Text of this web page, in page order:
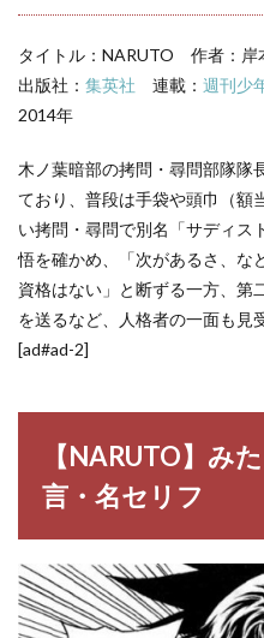
タイトル：NARUTO 作者：岸
出版社： 集英社 連載： 週刊少
2014年
木ノ葉暗部の拷問・尋問部隊隊
ており、普段は手袋や頭巾（額
い拷問・尋問で別名「サディス
悟を確かめ、「次があるさ、な
資格はない」と断ずる一方、第
を送るなど、人格者の一面も見
[ad#ad-2]
【NARUTO】み
言・名セリフ